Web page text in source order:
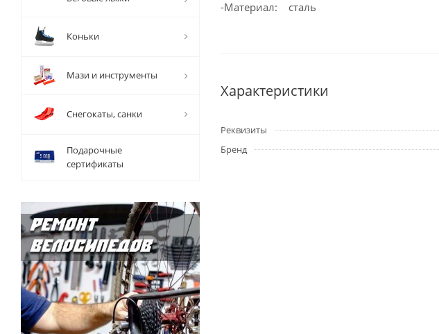
-Материал: сталь
Характеристики
Реквизиты
Бренд
Коньки
Мази и инструменты
Снегокаты, санки
Подарочные
сертификаты